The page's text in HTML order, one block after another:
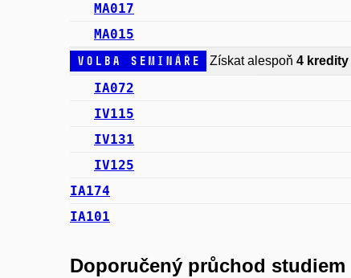
MA017
MA015
Volba Semináře Získat alespoň 4 kredity
IA072
IV115
IV131
IV125
IA174
IA101
Doporučený průchod studiem